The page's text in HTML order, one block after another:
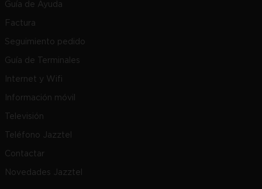
Guía de Ayuda
Factura
Seguimiento pedido
Guía de Terminales
Internet y Wifi
Información móvil
Televisión
Teléfono Jazztel
Contactar
Novedades Jazztel